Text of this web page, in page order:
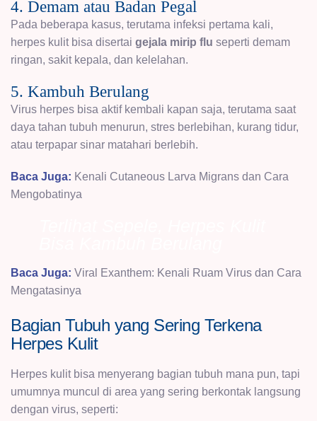
4. Demam atau Badan Pegal
Pada beberapa kasus, terutama infeksi pertama kali,
herpes kulit bisa disertai gejala mirip flu seperti demam
ringan, sakit kepala, dan kelelahan.
5. Kambuh Berulang
Virus herpes bisa aktif kembali kapan saja, terutama saat
daya tahan tubuh menurun, stres berlebihan, kurang tidur,
atau terpapar sinar matahari berlebih.
Baca Juga: Kenali Cutaneous Larva Migrans dan Cara
Mengobatinya
Baca Juga: Viral Exanthem: Kenali Ruam Virus dan Cara
Mengatasinya
Bagian Tubuh yang Sering Terkena
Herpes Kulit
Herpes kulit bisa menyerang bagian tubuh mana pun, tapi
umumnya muncul di area yang sering berkontak langsung
dengan virus, seperti: